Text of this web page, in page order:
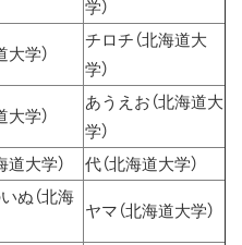
学）
大学）
チロチ（北海道大
学）
大学）
あうえお（北海道大
学）
道大学）
代（北海道大学）
ぬ（北海
ヤマ（北海道大学）